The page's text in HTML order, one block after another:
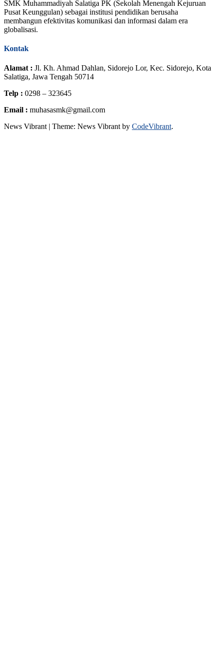
SMK Muhammadiyah Salatiga PK (Sekolah Menengah Kejuruan
Pusat Keunggulan) sebagai institusi pendidikan berusaha
membangun efektivitas komunikasi dan informasi dalam era
globalisasi.
Kontak
Alamat : Jl. Kh. Ahmad Dahlan, Sidorejo Lor, Kec. Sidorejo, Kota
Salatiga, Jawa Tengah 50714
Telp : 0298 – 323645
Email : muhasasmk@gmail.com
News Vibrant | Theme: News Vibrant by CodeVibrant.